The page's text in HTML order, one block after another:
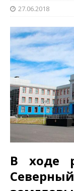
27.06.2018
В ходе